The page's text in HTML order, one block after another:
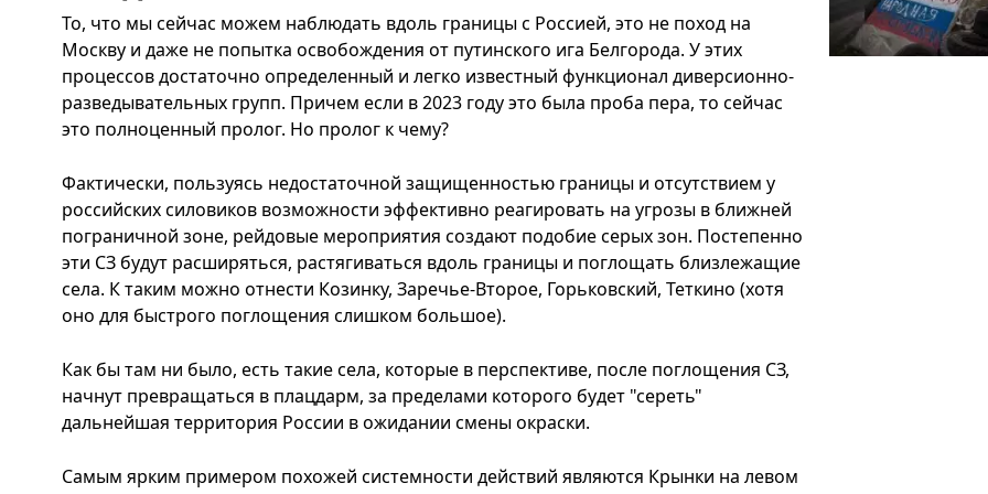
То, что мы сейчас можем наблюдать вдоль границы с Россией, это не поход на
Москву и даже не попытка освобождения от путинского ига Белгорода. У этих
процессов достаточно определенный и легко известный функционал диверсионно-
разведывательных групп. Причем если в 2023 году это была проба пера, то сейчас
это полноценный пролог. Но пролог к чему?
Фактически, пользуясь недостаточной защищенностью границы и отсутствием у
российских силовиков возможности эффективно реагировать на угрозы в ближней
пограничной зоне, рейдовые мероприятия создают подобие серых зон. Постепенно
эти СЗ будут расширяться, растягиваться вдоль границы и поглощать близлежащие
села. К таким можно отнести Козинку, Заречье-Второе, Горьковский, Теткино (хотя
оно для быстрого поглощения слишком большое).
Как бы там ни было, есть такие села, которые в перспективе, после поглощения СЗ,
начнут превращаться в плацдарм, за пределами которого будет "сереть"
дальнейшая территория России в ожидании смены окраски.
Самым ярким примером похожей системности действий являются Крынки на левом